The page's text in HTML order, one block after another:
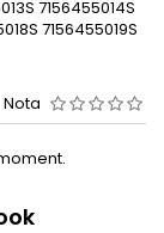
7156455014S
7156455019S
Nota